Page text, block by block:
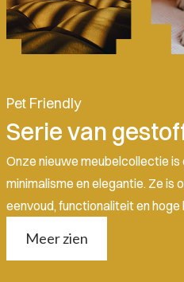
Pet Friendly
Serie van
Onze nieuwe meubelcollectie
minimalisme en elegantie. Ze is
eenvoud, functionaliteit en
Meer zien